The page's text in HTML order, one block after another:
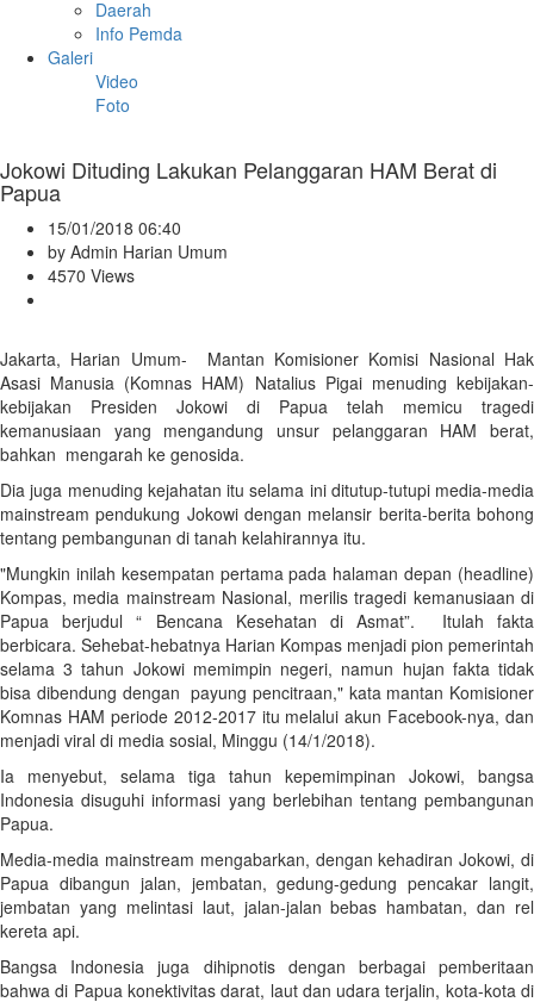
Daerah
Info Pemda
Galeri
Video
Foto
Jokowi Dituding Lakukan Pelanggaran HAM Berat di
Papua
15/01/2018 06:40
by Admin Harian Umum
4570 Views
Jakarta, Harian Umum- Mantan Komisioner Komisi Nasional Hak
Asasi Manusia (Komnas HAM) Natalius Pigai menuding kebijakan-
kebijakan Presiden Jokowi di Papua telah memicu tragedi
kemanusiaan yang mengandung unsur pelanggaran HAM berat,
bahkan mengarah ke genosida.
Dia juga menuding kejahatan itu selama ini ditutup-tutupi media-media
mainstream pendukung Jokowi dengan melansir berita-berita bohong
tentang pembangunan di tanah kelahirannya itu.
"Mungkin inilah kesempatan pertama pada halaman depan (headline)
Kompas, media mainstream Nasional, merilis tragedi kemanusiaan di
Papua berjudul “ Bencana Kesehatan di Asmat”. Itulah fakta
berbicara. Sehebat-hebatnya Harian Kompas menjadi pion pemerintah
selama 3 tahun Jokowi memimpin negeri, namun hujan fakta tidak
bisa dibendung dengan payung pencitraan," kata mantan Komisioner
Komnas HAM periode 2012-2017 itu melalui akun Facebook-nya, dan
menjadi viral di media sosial, Minggu (14/1/2018).
Ia menyebut, selama tiga tahun kepemimpinan Jokowi, bangsa
Indonesia disuguhi informasi yang berlebihan tentang pembangunan
Papua.
Media-media mainstream mengabarkan, dengan kehadiran Jokowi, di
Papua dibangun jalan, jembatan, gedung-gedung pencakar langit,
jembatan yang melintasi laut, jalan-jalan bebas hambatan, dan rel
kereta api.
Bangsa Indonesia juga dihipnotis dengan berbagai pemberitaan
bahwa di Papua konektivitas darat, laut dan udara terjalin, kota-kota di